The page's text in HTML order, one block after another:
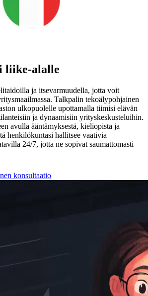
liike-alalle
ja itsevarmuudella, jotta voit
Talkpalin tekoälypohjainen
ulkopuolelle upottamalla tiimisi elävän
ja dynaamisiin yrityskeskusteluihin.
avulla ääntämyksestä, kieliopista ja
henkilökuntasi hallitsee vaativia
24/7, jotta ne sopivat saumattomasti
konsultaatio